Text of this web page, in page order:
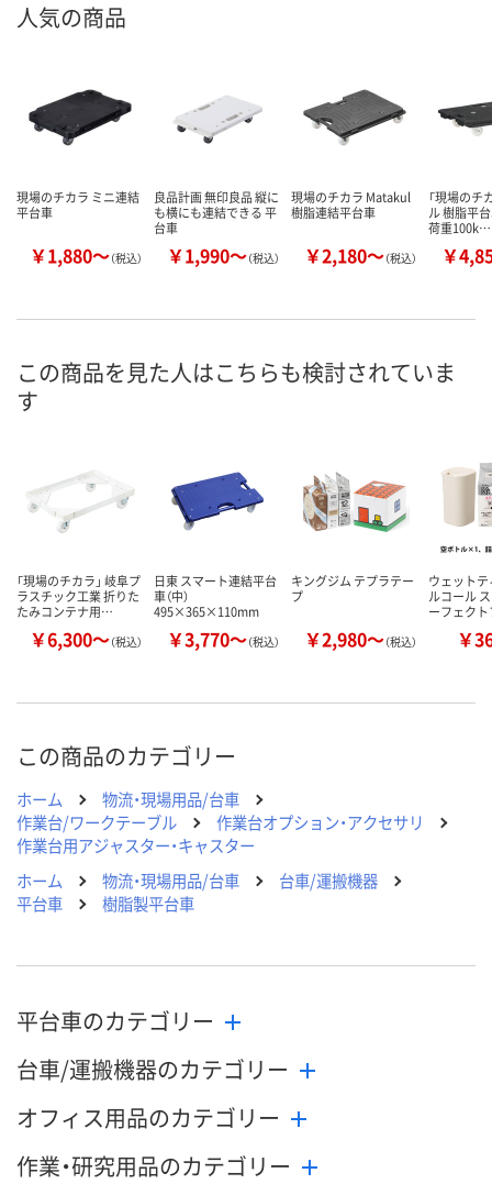
人気の商品
現場のチカラ ミニ連結
平台車
￥1,880～（税込）
良品計画 無印良品 縦に
も横にも連結できる 平
台車
￥1,990～（税込）
現場のチカラ Matakul
樹脂連結平台車
￥2,180～（税込）
「現場のチ
ル 樹脂平台
荷重100k…
￥
この商品を見た人はこちらも検討されていま
す
「現場のチカラ」 岐阜プ
ラスチック工業 折りた
たみコンテナ用…
￥6,300～（税込）
日東 スマート連結平台
車（中）
495×365×110mm
￥3,770～（税込）
キングジム テプラテー
プ
￥2,980～（税込）
ウェット
ルコール
ーフェク
￥
この商品のカテゴリー
ホーム
物流・現場用品/台車
作業台/ワークテーブル
作業台オプション・アクセサリ
作業台用アジャスター・キャスター
ホーム
物流・現場用品/台車
台車/運搬機器
平台車
樹脂製平台車
平台車のカテゴリー
台車/運搬機器のカテゴリー
オフィス用品のカテゴリー
作業・研究用品のカテゴリー